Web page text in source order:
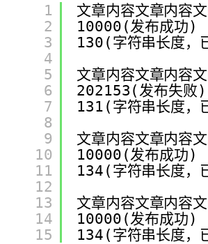
1
2
3
4
5
6
7
8
9
10
11
12
13
14
15
文章内容文章内容
10000(发布成功)
130(字符串长度
文章内容文章内容
202153(发布失败)
131(字符串长度
文章内容文章内容
10000(发布成功)
134(字符串长度
文章内容文章内容
10000(发布成功)
134(字符串长度